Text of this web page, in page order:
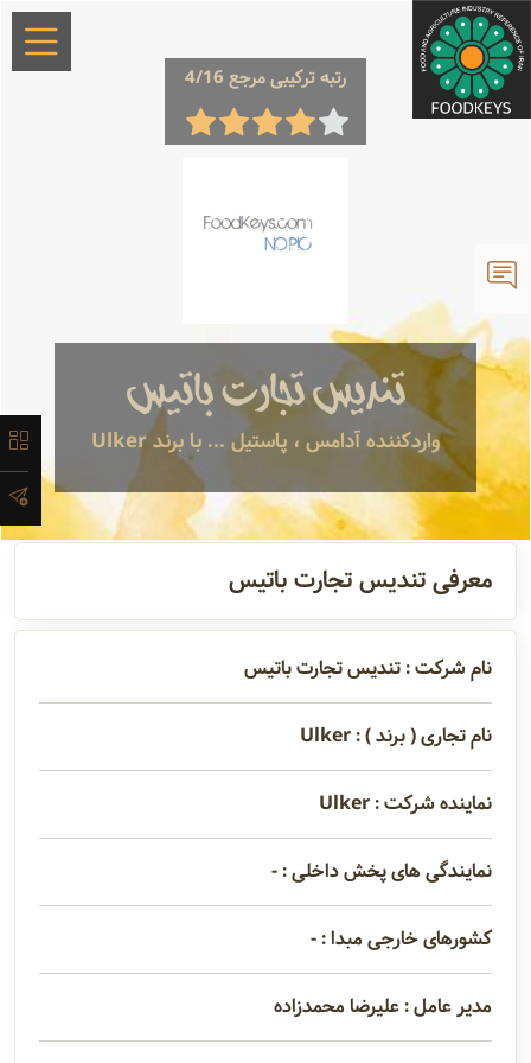
رتبه ترکیبی مرجع 4/16
تندیس تجارت باتیس
واردکننده آدامس ، پاستیل ... با برند Ulker
×
معرفی
تاریخچه
لیست
محصولات
آدرس و
اطلاعات
تماس
مدیران و
مسئولین
گالری
سابقه
شرکت
معرفی تندیس تجارت باتیس
نام شرکت : تندیس تجارت باتیس
نام تجاری ( برند ) : Ulker
نماینده شرکت : Ulker
نمایندگی های پخش داخلی : -
کشورهای خارجی مبدا : -
مدیر عامل : علیرضا محمدزاده